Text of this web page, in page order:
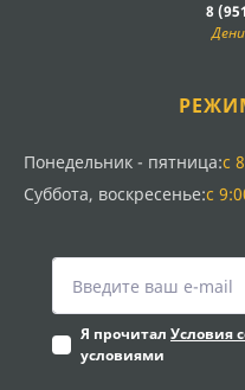
8
Понедельник - пятница:с
Суббота, воскресенье:с
Я прочитал Условия
условиями